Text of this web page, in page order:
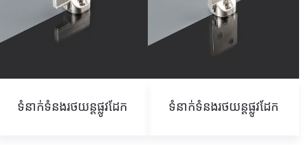
ទំនាក់ទំនងរថយន្តផ្លូវដែក ទំនាក់ទំនងរថយន្តផ្លូវដែក